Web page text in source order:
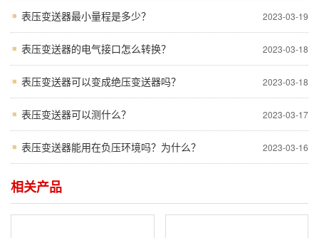
2023-03-19
表压变送器最小量程是多少？
2023-03-18
表压变送器的电气接口怎么转换？
2023-03-18
表压变送器可以变成绝压变送器吗？
2023-03-17
表压变送器可以测什么？
2023-03-16
表压变送器能用在负压环境吗？为什么？
相关产品